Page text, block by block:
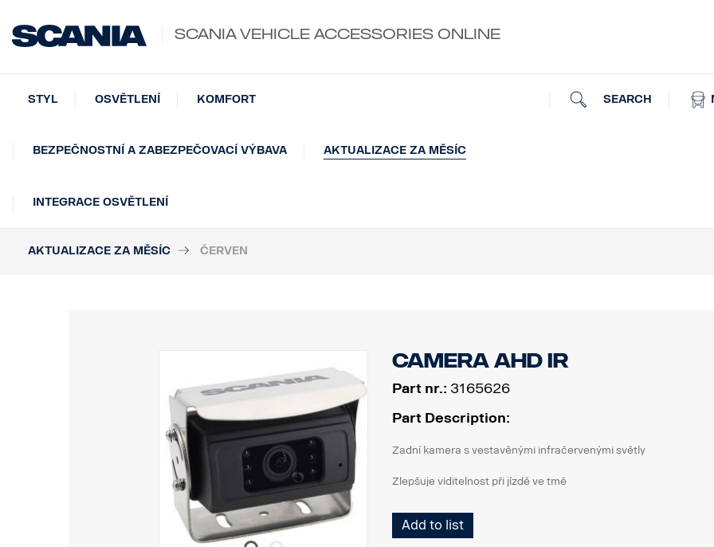
SCANIA VEHICLE ACCESSORIES ONLINE
SEARCH
STYL OSVĚTLENÍ KOMFORT
BEZPEČNOSTNÍ A ZABEZPEČOVACÍ VÝBAVA AKTUALIZACE ZA MĚSÍC
INTEGRACE OSVĚTLENÍ
AKTUALIZACE ZA MĚSÍC ČERVEN
Camera AHD IR
Part nr.: 3165626
Part Description:
Zadní kamera s vestavěnými infračervenými světly
Zlepšuje viditelnost při jízdě ve tmě
Add to list